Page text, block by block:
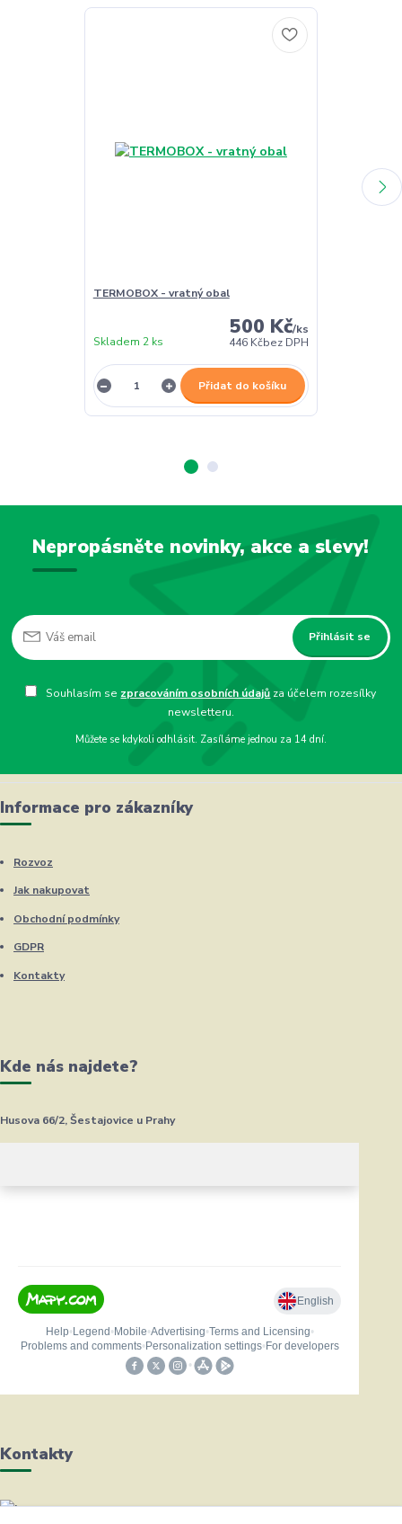
TERMOBOX - vratný obal
500 Kč/ks
446 Kčbez DPH
Skladem 2 ks
Přidat do košíku
Nepropásněte novinky, akce a slevy!
Přihlásit se
Souhlasím se zpracováním osobních údajů za účelem rozesílky
newsletteru.
Můžete se kdykoli odhlásit. Zasíláme jednou za 14 dní.
Informace pro zákazníky
Rozvoz
Jak nakupovat
Obchodní podmínky
GDPR
Kontakty
Kde nás najdete?
Husova 66/2, Šestajovice u Prahy
Kontakty